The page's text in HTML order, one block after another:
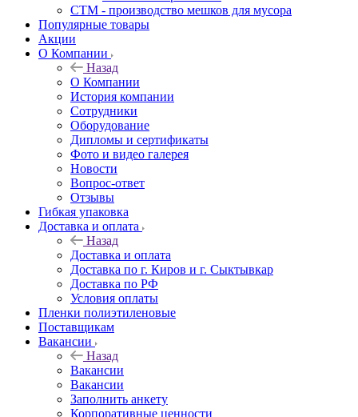
СТМ - производство мешков для мусора
Популярные товары
Акции
О Компании
Назад
О Компании
История компании
Сотрудники
Оборудование
Дипломы и сертификаты
Фото и видео галерея
Новости
Вопрос-ответ
Отзывы
Гибкая упаковка
Доставка и оплата
Назад
Доставка и оплата
Доставка по г. Киров и г. Сыктывкар
Доставка по РФ
Условия оплаты
Пленки полиэтиленовые
Поставщикам
Вакансии
Назад
Вакансии
Вакансии
Заполнить анкету
Корпоративные ценности